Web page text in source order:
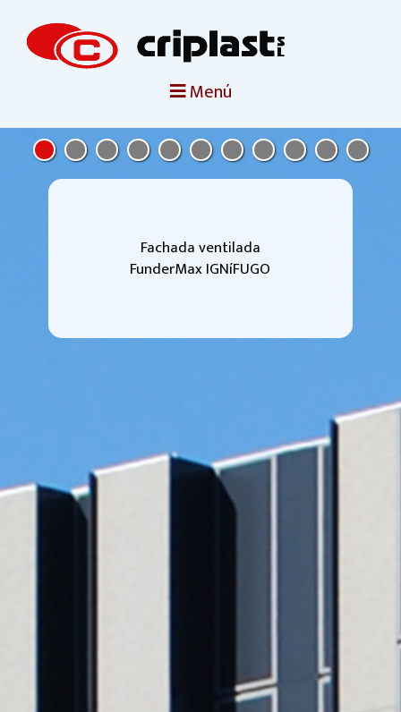
Menú
portada
criplast
productos
noticias
Fachada ventilada
FunderMax IGNíFUGO